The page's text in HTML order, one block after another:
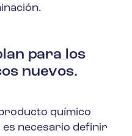
para los
nuevos.
químico
es necesario definir